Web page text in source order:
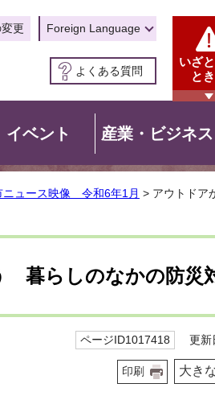
更 Foreign Language
よくある質問
いざ
と
イベント 産業・ビジネス
ニュース映像 令和6年1月 > アウトドア
暮らしのなかの防災
ページID1017418 更新
印刷 大き